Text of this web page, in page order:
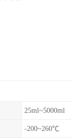
25ml~5000ml
-200~260℃